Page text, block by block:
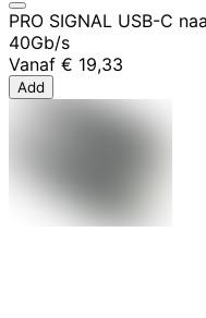
PRO SIGNAL USB-C
40Gb/s
Vanaf € 19,33
Add